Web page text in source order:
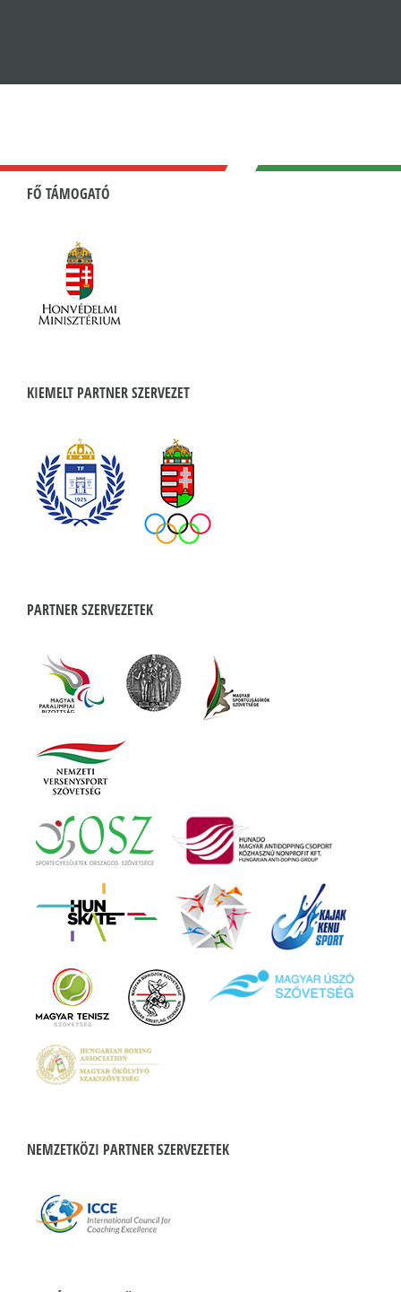
FŐ TÁMOGATÓ
KIEMELT PARTNER SZERVEZET
PARTNER SZERVEZETEK
NEMZETKÖZI PARTNER SZERVEZETEK